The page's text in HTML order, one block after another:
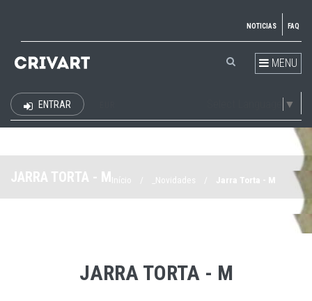
NOTICIAS FAQ
MENU
▼
ENTRAR
JARRA TORTA - MInício / _Novidades / Jarra Torta - M
JARRA TORTA - M